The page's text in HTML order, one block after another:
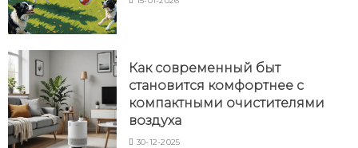
Как современный быт
становится комфортнее с
компактными очистителями
воздуха
30-12-2025